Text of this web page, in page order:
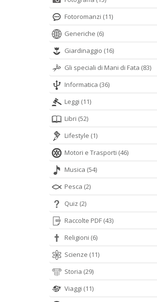
Fotoromanzi (11)
Generiche (6)
Giardinaggio (16)
Gli speciali di Mani di Fata (83)
Informatica (36)
Leggi (11)
Libri (52)
Lifestyle (1)
Motori e Trasporti (46)
Musica (54)
Pesca (2)
Quiz (2)
Raccolte PDF (43)
Religioni (6)
Scienze (11)
Storia (29)
Viaggi (11)